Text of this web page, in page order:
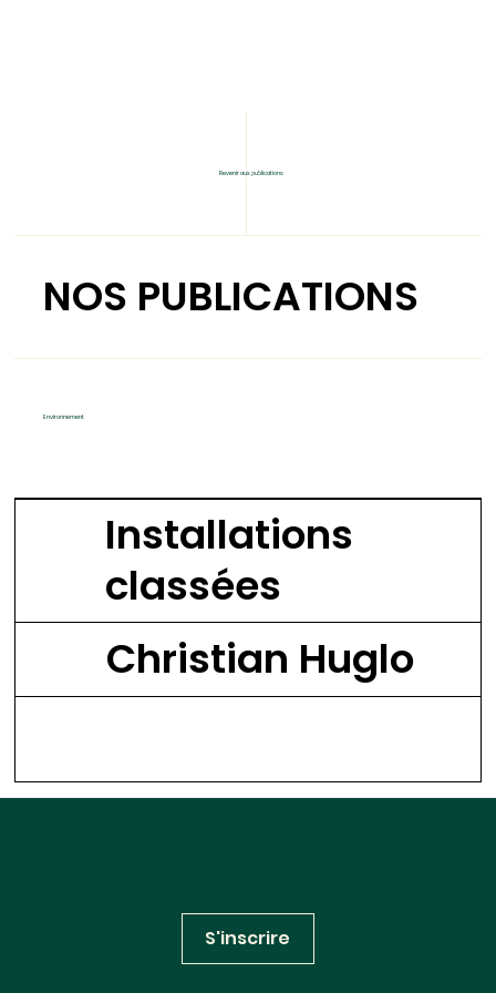
NOS PUBLICATIONS
Revenir aux publications
Environnement
Installations
classées
Christian Huglo
S'inscrire